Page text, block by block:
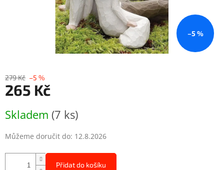
–5 %
279 Kč –5 %
265 Kč
cena:
Skladem (7 ks)
Můžeme doručit do: 12.8.2026
Přidat do košíku